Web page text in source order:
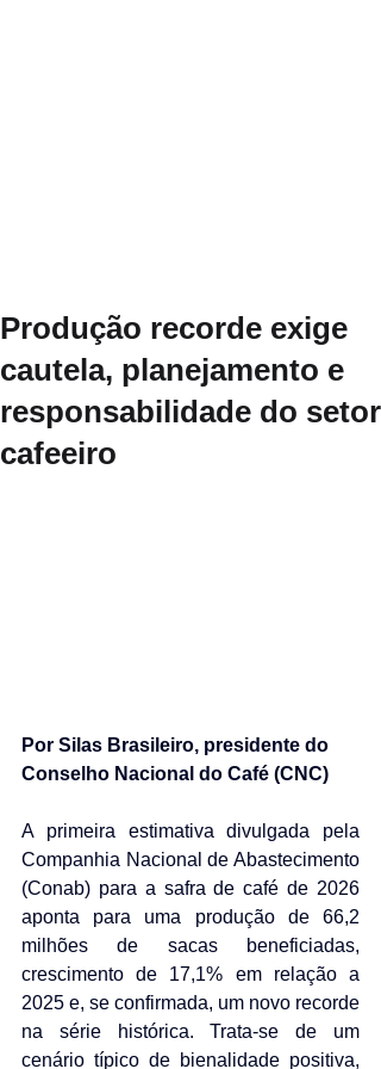
Produção recorde exige
cautela, planejamento e
responsabilidade do setor
cafeeiro
Por Silas Brasileiro, presidente do
Conselho Nacional do Café (CNC)
A primeira estimativa divulgada pela
Companhia Nacional de Abastecimento
(Conab) para a safra de café de 2026
aponta para uma produção de 66,2
milhões de sacas beneficiadas,
crescimento de 17,1% em relação a
2025 e, se confirmada, um novo recorde
na série histórica. Trata-se de um
cenário típico de bienalidade positiva,